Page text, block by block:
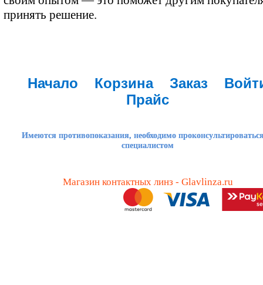
принять решение.
Начало Корзина Заказ
Прайс
Имеются противопоказания, необходимо
специалистом
Магазин контактных линз - Glavlinza.ru